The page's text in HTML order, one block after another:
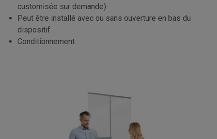
customisée sur demande)
Peut être installé avec ou sans ouverture en bas du
dispositif
Conditionnement